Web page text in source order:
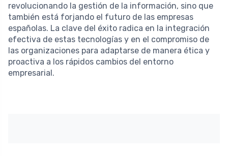
revolucionando la gestión de la información, sino que
también está forjando el futuro de las empresas
españolas. La clave del éxito radica en la integración
efectiva de estas tecnologías y en el compromiso de
las organizaciones para adaptarse de manera ética y
proactiva a los rápidos cambios del entorno
empresarial.